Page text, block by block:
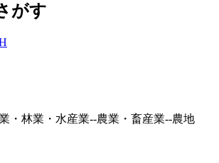
がす
・林業・水産業--農業・畜産業--農地